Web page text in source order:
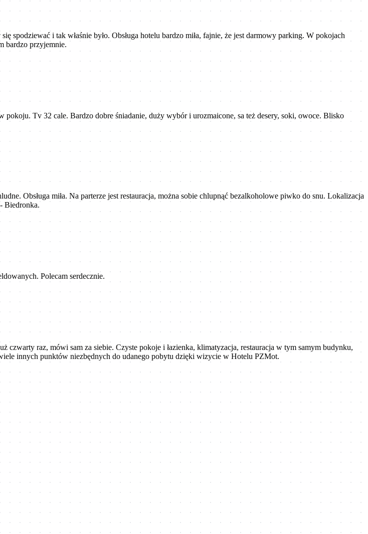
spodziewać i tak właśnie było. Obsługa hotelu bardzo miła, fajnie, że jest darmowy parking. W pokojach
bardzo przyjemnie.
Tv 32 cale. Bardzo dobre śniadanie, duży wybór i urozmaicone, sa też desery, soki, owoce. Blisko
Obsługa miła. Na parterze jest restauracja, można sobie chlupnąć bezalkoholowe piwko do snu. Lokalizacja
Biedronka.
Polecam serdecznie.
raz, mówi sam za siebie. Czyste pokoje i łazienka, klimatyzacja, restauracja w tym samym budynku,
innych punktów niezbędnych do udanego pobytu dzięki wizycie w Hotelu PZMot.